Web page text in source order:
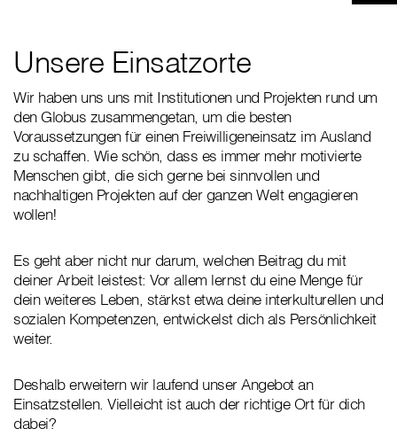
Unsere Einsatzorte
Wir haben uns uns mit Institutionen und Projekten rund um
den Globus zusammengetan, um die besten
Voraussetzungen für einen Freiwilligeneinsatz im Ausland
zu schaffen. Wie schön, dass es immer mehr motivierte
Menschen gibt, die sich gerne bei sinnvollen und
nachhaltigen Projekten auf der ganzen Welt engagieren
wollen!
Es geht aber nicht nur darum, welchen Beitrag du mit
deiner Arbeit leistest: Vor allem lernst du eine Menge für
dein weiteres Leben, stärkst etwa deine interkulturellen und
sozialen Kompetenzen, entwickelst dich als Persönlichkeit
weiter.
Deshalb erweitern wir laufend unser Angebot an
Einsatzstellen. Vielleicht ist auch der richtige Ort für dich
dabei?